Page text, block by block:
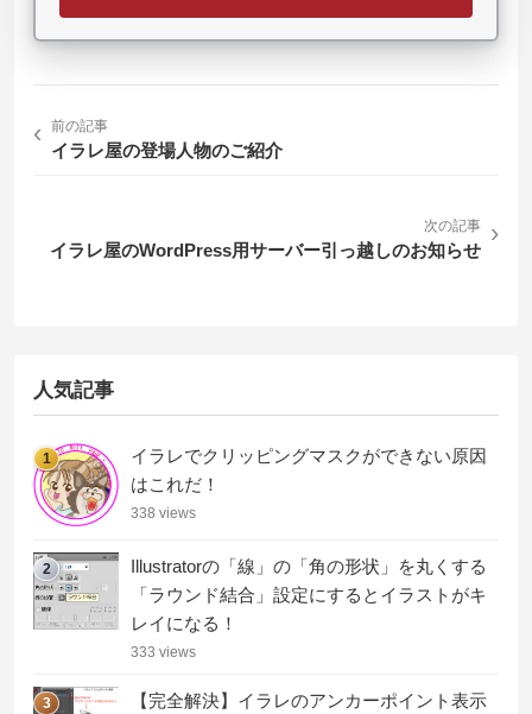
‹ 前の記事
イラレ屋の登場人物のご紹介
次の記事
イラレ屋のWordPress用サーバー引っ越しのお知らせ
›
人気記事
1
イラレでクリッピングマスクができない原因
はこれだ！
338 views
2
Illustratorの「線」の「角の形状」を丸くする
「ラウンド結合」設定にするとイラストがキ
レイになる！
333 views
3
【完全解決】イラレのアンカーポイント表示